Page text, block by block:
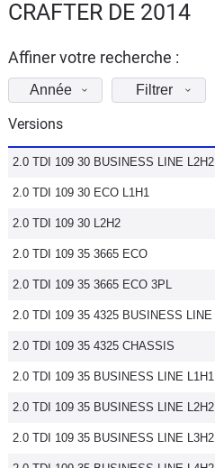
d'achat
Electriques
Utilitaires
Flottes
Auto
Services
Forum
Marques
CRAFTER DE 2014
Affiner votre recherche :
Année Filtrer
Versions
2.0 TDI 109 30 BUSINESS LINE L2H2
2.0 TDI 109 30 ECO L1H1
2.0 TDI 109 30 L2H2
2.0 TDI 109 35 3665 ECO
2.0 TDI 109 35 3665 ECO 3PL
2.0 TDI 109 35 4325 BUSINESS LINE
2.0 TDI 109 35 4325 CHASSIS
2.0 TDI 109 35 BUSINESS LINE L1H1
2.0 TDI 109 35 BUSINESS LINE L2H2
2.0 TDI 109 35 BUSINESS LINE L3H2